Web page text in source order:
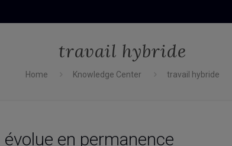
travail hybride
Home Knowledge Center travail hybride
en permanence